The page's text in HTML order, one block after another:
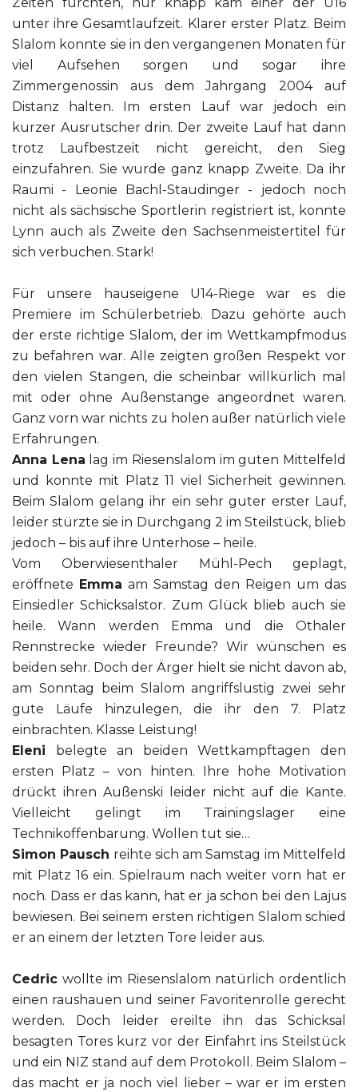
unter ihre Gesamtlaufzeit. Klarer erster Platz. Beim
Slalom konnte sie in den vergangenen Monaten für
viel Aufsehen sorgen und sogar ihre
Zimmergenossin aus dem Jahrgang 2004 auf
Distanz halten. Im ersten Lauf war jedoch ein
kurzer Ausrutscher drin. Der zweite Lauf hat dann
trotz Laufbestzeit nicht gereicht, den Sieg
einzufahren. Sie wurde ganz knapp Zweite. Da ihr
Raumi - Leonie Bachl-Staudinger - jedoch noch
nicht als sächsische Sportlerin registriert ist, konnte
Lynn auch als Zweite den Sachsenmeistertitel für
sich verbuchen. Stark!
Für unsere hauseigene U14-Riege war es die
Premiere im Schülerbetrieb. Dazu gehörte auch
der erste richtige Slalom, der im Wettkampfmodus
zu befahren war. Alle zeigten großen Respekt vor
den vielen Stangen, die scheinbar willkürlich mal
mit oder ohne Außenstange angeordnet waren.
Ganz vorn war nichts zu holen außer natürlich viele
Erfahrungen.
Anna Lena lag im Riesenslalom im guten Mittelfeld
und konnte mit Platz 11 viel Sicherheit gewinnen.
Beim Slalom gelang ihr ein sehr guter erster Lauf,
leider stürzte sie in Durchgang 2 im Steilstück, blieb
jedoch – bis auf ihre Unterhose – heile.
Vom Oberwiesenthaler Mühl-Pech geplagt,
eröffnete Emma am Samstag den Reigen um das
Einsiedler Schicksalstor. Zum Glück blieb auch sie
heile. Wann werden Emma und die Othaler
Rennstrecke wieder Freunde? Wir wünschen es
beiden sehr. Doch der Ärger hielt sie nicht davon ab,
am Sonntag beim Slalom angriffslustig zwei sehr
gute Läufe hinzulegen, die ihr den 7. Platz
einbrachten. Klasse Leistung!
Eleni belegte an beiden Wettkampftagen den
ersten Platz – von hinten. Ihre hohe Motivation
drückt ihren Außenski leider nicht auf die Kante.
Vielleicht gelingt im Trainingslager eine
Technikoffenbarung. Wollen tut sie…
Simon Pausch reihte sich am Samstag im Mittelfeld
mit Platz 16 ein. Spielraum nach weiter vorn hat er
noch. Dass er das kann, hat er ja schon bei den Lajus
bewiesen. Bei seinem ersten richtigen Slalom schied
er an einem der letzten Tore leider aus.
Cedric wollte im Riesenslalom natürlich ordentlich
einen raushauen und seiner Favoritenrolle gerecht
werden. Doch leider ereilte ihn das Schicksal
besagten Tores kurz vor der Einfahrt ins Steilstück
und ein NIZ stand auf dem Protokoll. Beim Slalom –
das macht er ja noch viel lieber – war er im ersten